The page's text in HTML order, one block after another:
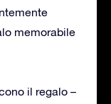
memorabile
il regalo –